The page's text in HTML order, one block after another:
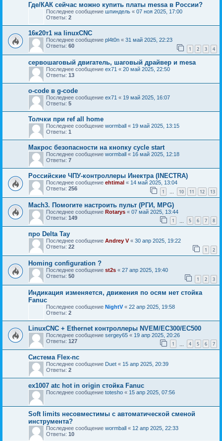
Где/КАК сейчас можно купить платы messa в России?
Последнее сообщение шпиндель « 07 ноя 2025, 17:00
Ответы: 2
16к20т1 на linuxCNC
Последнее сообщение pl4t0n « 31 май 2025, 22:23
Ответы: 60 1 2 3 4
сервошаговый двигатель, шаговый драйвер и mesa
Последнее сообщение ex71 « 20 май 2025, 22:50
Ответы: 13
o-code в g-code
Последнее сообщение ex71 « 19 май 2025, 16:07
Ответы: 5
Толчки при ref all home
Последнее сообщение wormball « 19 май 2025, 13:15
Ответы: 1
Макрос безопасности на кнопку cycle start
Последнее сообщение wormball « 16 май 2025, 12:18
Ответы: 7
Российские ЧПУ-контроллеры Инектра (INECTRA)
Последнее сообщение ehtimal « 14 май 2025, 13:04
Ответы: 256 1 … 10 11 12 13
Mach3. Помогите настроить пульт (РГИ, MPG)
Последнее сообщение Rotarys « 07 май 2025, 13:44
Ответы: 149 1 5 6 7 8
про Delta Tay
Последнее сообщение Andrey V« 30 апр 2025, 19:22
Ответы: 22 1 2
Homing configuration ?
Последнее сообщение st2s « 27 апр 2025, 19:40
Ответы: 50 1 2 3
Индикация изменяется, движения по осям нет стойка
Fanuc
Последнее сообщение NightV« 22 апр 2025, 19:58
Ответы: 2
LinuxCNC + Ethernet контроллеры NVEM/EC300/EC500
Последнее сообщение sergey65 « 19 апр 2025, 20:26
Ответы: 127 1 4 5 6 7
Система Flex-nc
Последнее сообщение Duet « 15 апр 2025, 20:39
Ответы: 2
ex1007 atc hot in origin стойка Fanuc
Последнее сообщение totesho « 15 апр 2025, 07:56
Soft limits несовместимы с автоматической сменой
инструмента?
Последнее сообщение wormball « 12 апр 2025, 22:33
Ответы: 10